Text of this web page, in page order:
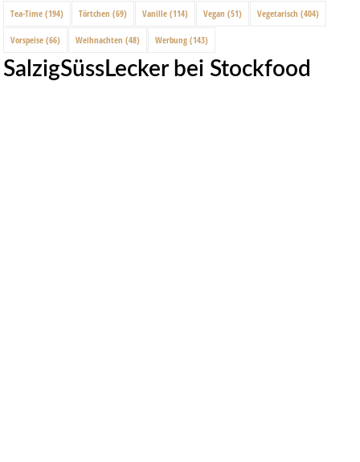
Tea-Time (194) Törtchen (69) Vanille (114) Vegan (51) Vegetarisch (404)
Vorspeise (66) Weihnachten (48) Werbung (143)
SalzigSüssLecker bei Stockfood